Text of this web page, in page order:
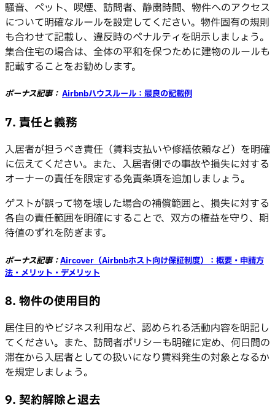
騒音、ペット、喫煙、訪問者、静粛時間、物件へのアクセス
について明確なルールを設定してください。物件固有の規則
も合わせて記載し、違反時のペナルティを明示しましょう。
集合住宅の場合は、全体の平和を保つために建物のルールも
記載することをお勧めします。
ボーナス記事： Airbnbハウスルール：最良の記載例
7. 責任と義務
入居者が担うべき責任（賃料支払いや修繕依頼など）を明確
に伝えてください。また、入居者側での事故や損失に対する
オーナーの責任を限定する免責条項を追加しましょう。
ゲストが誤って物を壊した場合の補償範囲と、損失に対する
各自の責任範囲を明確にすることで、双方の権益を守り、期
待値のずれを防ぎます。
ボーナス記事：Aircover（Airbnbホスト向け保証制度）：概要・申請方
法・メリット・デメリット
8. 物件の使用目的
居住目的やビジネス利用など、認められる活動内容を明記し
てください。また、訪問者ポリシーも明確に定め、何日間の
滞在から入居者としての扱いになり賃料発生の対象となるか
を規定しましょう。
9. 契約解除と退去